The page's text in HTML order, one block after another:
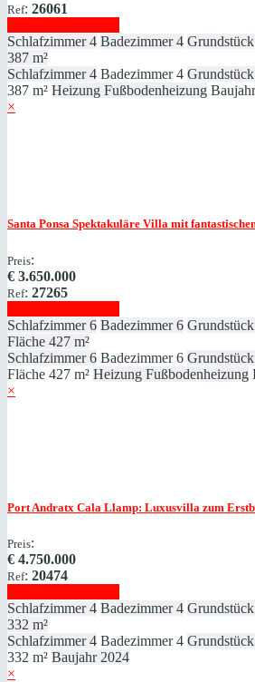
Ref: 26061
Schlafzimmer 4 Badezimmer 4 Grundstück
387 m²
Schlafzimmer 4 Badezimmer 4 Grundstück
387 m² Heizung Fußbodenheizung Baujahr
×
Santa Ponsa Spektakuläre Villa mit
Preis:
€ 3.650.000
Ref: 27265
Schlafzimmer 6 Badezimmer 6 Grundstück
Fläche 427 m²
Schlafzimmer 6 Badezimmer 6 Grundstück
Fläche 427 m² Heizung Fußbodenheizung
×
Port Andratx Cala Llamp: Luxusvilla zum
Preis:
€ 4.750.000
Ref: 20474
Schlafzimmer 4 Badezimmer 4 Grundstück
332 m²
Schlafzimmer 4 Badezimmer 4 Grundstück
332 m² Baujahr 2024
×